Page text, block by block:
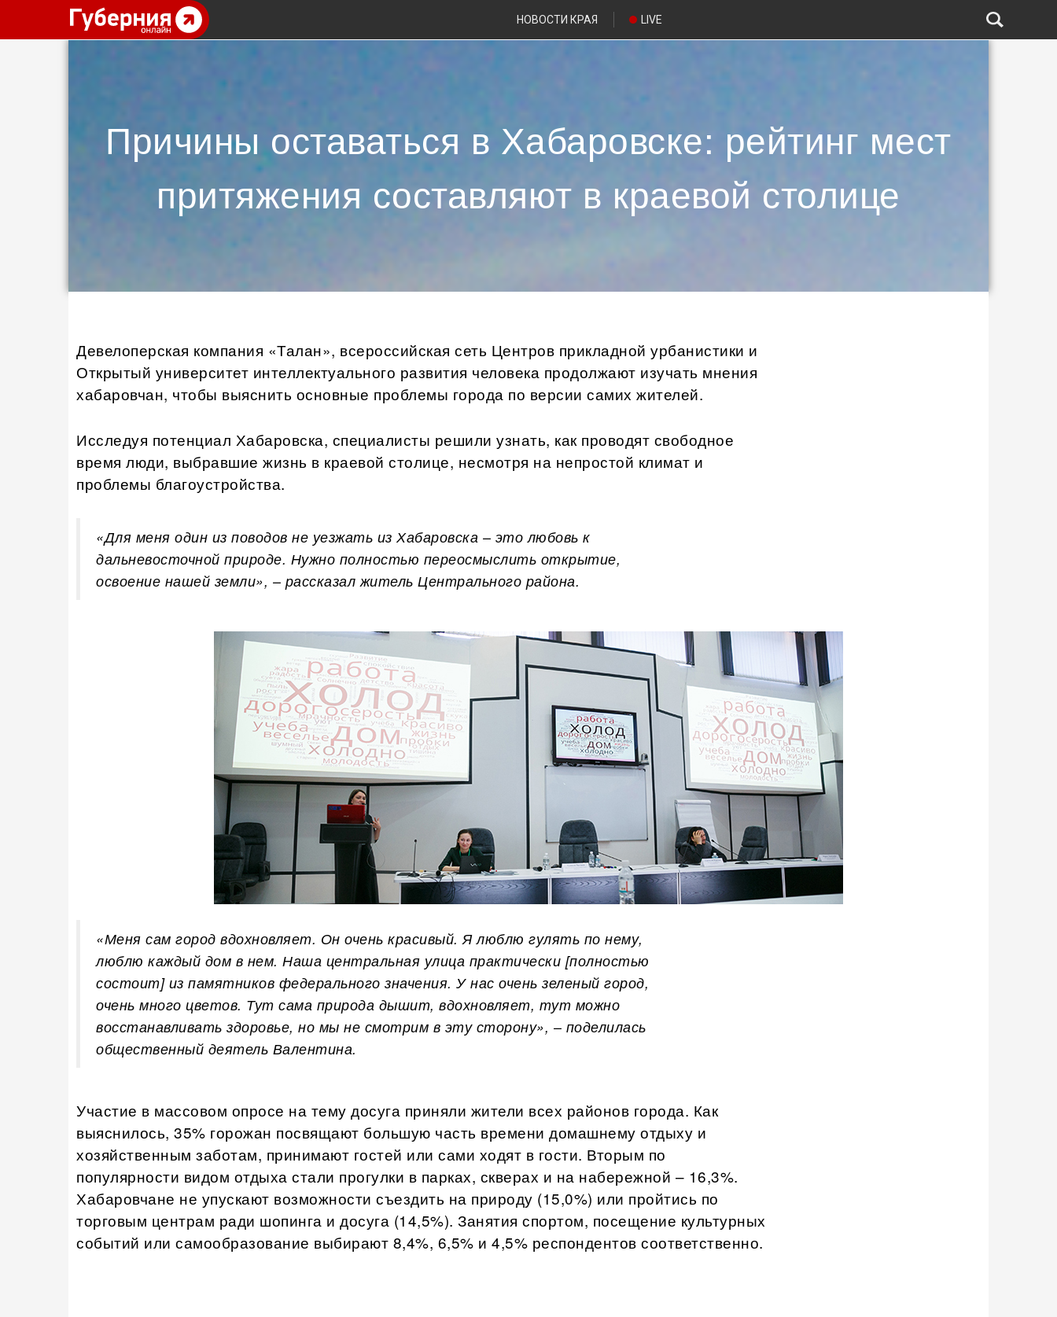
НОВОСТИ КРАЯ LIVE
Причины оставаться в Хабаровске: рейтинг мест
притяжения составляют в краевой столице
Девелоперская компания «Талан», всероссийская сеть Центров прикладной урбанистики и
Открытый университет интеллектуального развития человека продолжают изучать мнения
хабаровчан, чтобы выяснить основные проблемы города по версии самих жителей.
Исследуя потенциал Хабаровска, специалисты решили узнать, как проводят свободное
время люди, выбравшие жизнь в краевой столице, несмотря на непростой климат и
проблемы благоустройства.
«Для меня один из поводов не уезжать из Хабаровска – это любовь к
дальневосточной природе. Нужно полностью переосмыслить открытие,
освоение нашей земли», – рассказал житель Центрального района.
«Меня сам город вдохновляет. Он очень красивый. Я люблю гулять по нему,
люблю каждый дом в нем. Наша центральная улица практически [полностью
состоит] из памятников федерального значения. У нас очень зеленый город,
очень много цветов. Тут сама природа дышит, вдохновляет, тут можно
восстанавливать здоровье, но мы не смотрим в эту сторону», – поделилась
общественный деятель Валентина.
Участие в массовом опросе на тему досуга приняли жители всех районов города. Как
выяснилось, 35% горожан посвящают большую часть времени домашнему отдыху и
хозяйственным заботам, принимают гостей или сами ходят в гости. Вторым по
популярности видом отдыха стали прогулки в парках, скверах и на набережной – 16,3%.
Хабаровчане не упускают возможности съездить на природу (15,0%) или пройтись по
торговым центрам ради шопинга и досуга (14,5%). Занятия спортом, посещение культурных
событий или самообразование выбирают 8,4%, 6,5% и 4,5% респондентов соответственно.